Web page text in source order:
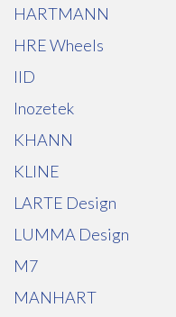
HARTMANN
HRE Wheels
IID
Inozetek
KHANN
KLINE
LARTE Design
LUMMA Design
M7
MANHART